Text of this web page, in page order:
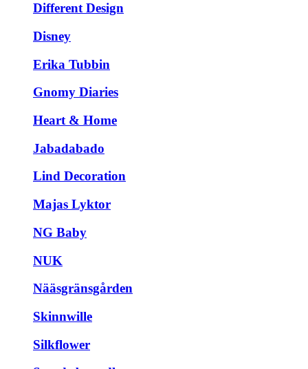
Different Design
Disney
Erika Tubbin
Gnomy Diaries
Heart & Home
Jabadabado
Lind Decoration
Majas Lyktor
NG Baby
NUK
Nääsgränsgården
Skinnwille
Silkflower